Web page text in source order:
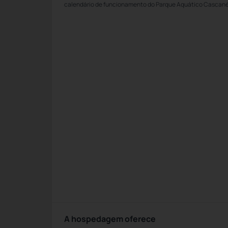
calendário de funcionamento do Parque Aquático
A hospedagem oferece